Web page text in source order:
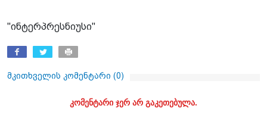
"ინტერპრესნიუსი"
მკითხველის კომენტარი (0)
კომენტარი ჯერ არ გაკეთებულა.